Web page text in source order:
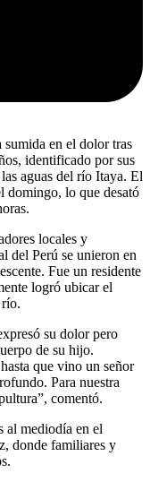
en el dolor tras
identificado por sus
aguas del río Itaya. El
domingo, lo que desató
locales y
del Perú se unieron en
Fue un residente
logró ubicar el
su dolor pero
de su hijo.
que vino un señor
Para nuestra
comentó.
al mediodía en el
donde familiares y